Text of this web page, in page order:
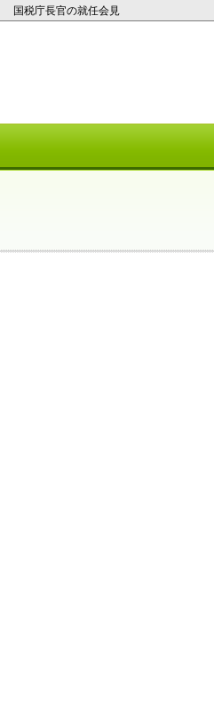
国税庁長官の就任会見